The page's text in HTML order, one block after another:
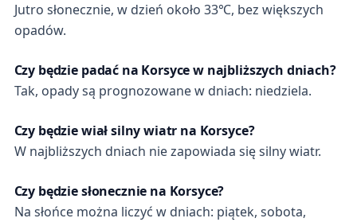
Jutro słonecznie, w dzień około 33℃, bez większych
opadów.
Czy będzie padać na Korsyce w najbliższych dniach?
Tak, opady są prognozowane w dniach: niedziela.
Czy będzie wiał silny wiatr na Korsyce?
W najbliższych dniach nie zapowiada się silny wiatr.
Czy będzie słonecznie na Korsyce?
Na słońce można liczyć w dniach: piątek, sobota,